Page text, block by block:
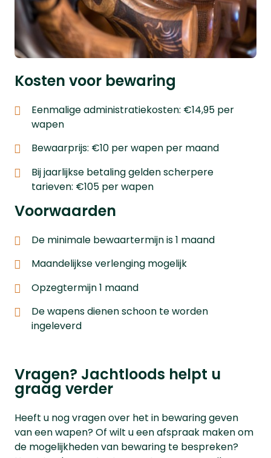
Kosten voor bewaring
Eenmalige administratiekosten: €14,95 per
wapen
Bewaarprijs: €10 per wapen per maand
Bij jaarlijkse betaling gelden scherpere
tarieven: €105 per wapen
Voorwaarden
De minimale bewaartermijn is 1 maand
Maandelijkse verlenging mogelijk
Opzegtermijn 1 maand
De wapens dienen schoon te worden
ingeleverd
Vragen? Jachtloods helpt u
graag verder
Heeft u nog vragen over het in bewaring geven
van een wapen? Of wilt u een afspraak maken om
de mogelijkheden van bewaring te bespreken?